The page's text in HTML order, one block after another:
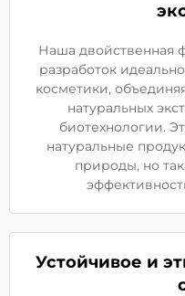
Наша двойственная
разработок
косметики,
натуральных
биотехнологии.
натуральные
природы, но
Устойчивое и